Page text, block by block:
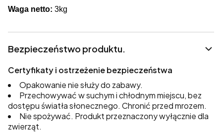
Waga netto: 3kg
Bezpieczeństwo produktu.
Certyfikaty i ostrzeżenie bezpieczeństwa
Opakowanie nie służy do zabawy.
Przechowywać w suchym i chłodnym miejscu, bez
dostępu światła słonecznego. Chronić przed mrozem.
Nie spożywać. Produkt przeznaczony wyłącznie dla
zwierząt.